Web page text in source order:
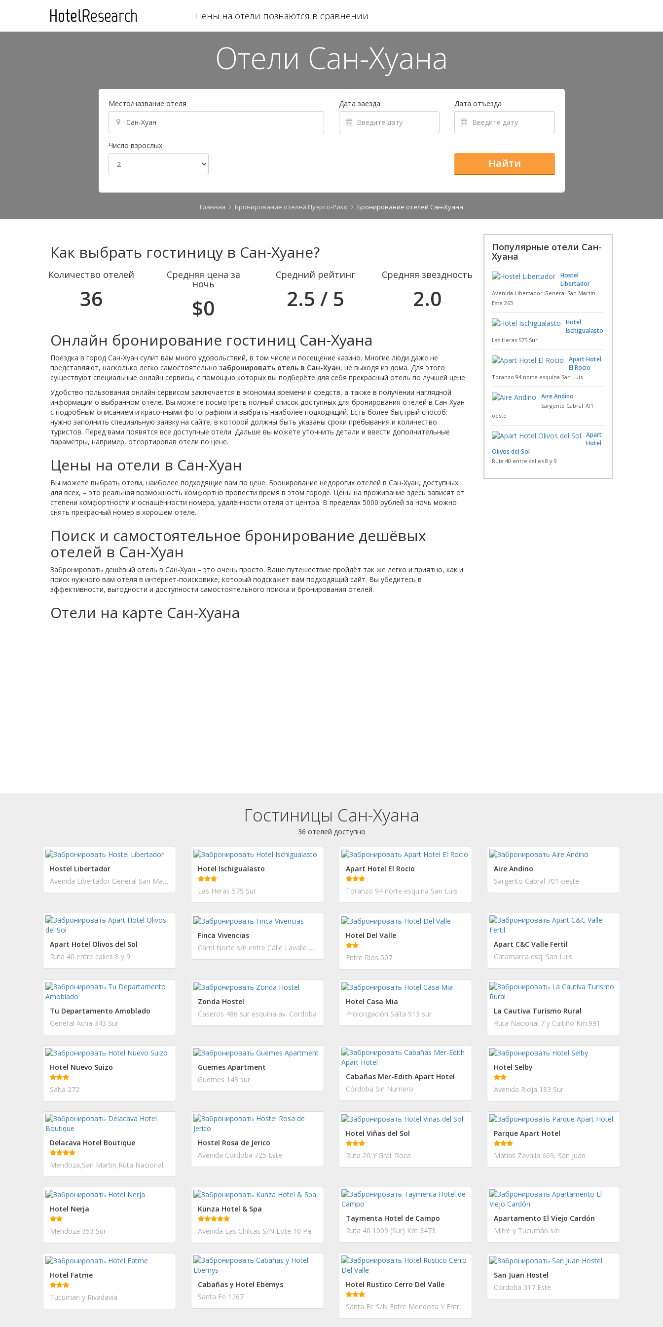
Цены на отели познаются в сравнении
Отели Сан-Хуана
Место/название отеля Дата заезда Дата отъезда
Число взрослых
Найти
Главная Бронирование отелей Пуэрто-Рико Бронирование отелей Сан-Хуана
Как выбрать гостиницу в Сан-Хуане?
Количество отелей
36
Средняя цена за
ночь
$0
Средний рейтинг
2.5 / 5
Средняя звездность
2.0
Онлайн бронирование гостиниц Сан-Хуана
Поездка в город Сан-Хуан сулит вам много удовольствий, в том числе и посещение казино. Многие люди даже не
представляют, насколько легко самостоятельно забронировать отель в Сан-Хуан, не выходя из дома. Для этого
существуют специальные онлайн сервисы, с помощью которых вы подберёте для себя прекрасный отель по лучшей цене.
Удобство пользования онлайн сервисом заключается в экономии времени и средств, а также в получении наглядной
информации о выбранном отеле. Вы можете посмотреть полный список доступных для бронирования отелей в Сан-Хуан
с подробным описанием и красочными фотографиям и выбрать наиболее подходящий. Есть более быстрый способ:
нужно заполнить специальную заявку на сайте, в которой должны быть указаны сроки пребывания и количество
туристов. Перед вами появятся все доступные отели. Дальше вы можете уточнить детали и ввести дополнительные
параметры, например, отсортировав отели по цене.
Цены на отели в Сан-Хуан
Вы можете выбрать отели, наиболее подходящие вам по цене. Бронирование недорогих отелей в Сан-Хуан, доступных
для всех, – это реальная возможность комфортно провести время в этом городе. Цены на проживание здесь зависят от
степени комфортности и оснащённости номера, удалённости отеля от центра. В пределах 5000 рублей за ночь можно
снять прекрасный номер в хорошем отеле.
Поиск и самостоятельное бронирование дешёвых
отелей в Сан-Хуан
Забронировать дешёвый отель в Сан-Хуан – это очень просто. Ваше путешествие пройдёт так же легко и приятно, как и
поиск нужного вам отеля в интернет-поисковике, который подскажет вам подходящий сайт. Вы убедитесь в
эффективности, выгодности и доступности самостоятельного поиска и бронирования отелей.
Отели на карте Сан-Хуана
Популярные отели Сан-
Хуана
Hostel
Libertador
Avenida Libertador General San Martin
Este 263
Hotel
Ischigualasto
Las Heras 575 Sur
Apart Hotel
El Rocio
Toranzo 94 norte esquina San Luis
Aire Andino
Sargento Cabral 701
oeste
Apart
Hotel
Olivos del Sol
Ruta 40 entre calles 8 y 9
Гостиницы Сан-Хуана
36 отелей доступно
Hostel Libertador
Avenida Libertador General San Martin Este 263
Hotel Ischigualasto
Las Heras 575 Sur
Apart Hotel El Rocio
Toranzo 94 norte esquina San Luis
Aire Andino
Sargento Cabral 701 oeste
Apart Hotel Olivos del Sol
Ruta 40 entre calles 8 y 9
Finca Vivencias
Carril Norte s/n entre Calle Lavalle y Carril Costa Canal Montecaseros
Hotel Del Valle
Entre Rios 507
Apart C&C Valle Fertil
Catamarca esq. San Luis
Tu Departamento Amoblado
General Acha 343 Sur
Zonda Hostel
Caseros 486 sur esquina av. Cordoba
Hotel Casa Mia
Prolongación Salta 913 sur
La Cautiva Turismo Rural
Ruta Nacional 7 y Cuitiño Km.991
Hotel Nuevo Suizo
Salta 272
Guemes Apartment
Guemes 143 sur
Cabañas Mer-Edith Apart Hotel
Córdoba Sin Numero
Hotel Selby
Avenida Rioja 183 Sur
Delacava Hotel Boutique
Mendoza,San Martin,Ruta Nacional N 7 Km 1002, San Martin
Hostel Rosa de Jerico
Avenida Cordoba 725 Este
Hotel Viñas del Sol
Ruta 20 Y Gral. Roca
Parque Apart Hotel
Matias Zavalla 669, San Juan
Hotel Nerja
Mendoza 353 Sur
Kunza Hotel & Spa
Avenida Las Chilcas S/N Lote 10 Parcela 2 San Pedro De Atacama
Taymenta Hotel de Campo
Ruta 40 1009 (Sur) Km 3473
Apartamento El Viejo Cardón
Mitre y Tucumán s/n
Hotel Fatme
Tucuman y Rivadavia
Cabañas y Hotel Ebemys
Santa Fe 1267
Hotel Rustico Cerro Del Valle
Santa Fe S/N Entre Mendoza Y Entre Rios
San Juan Hostel
Cordoba 317 Este